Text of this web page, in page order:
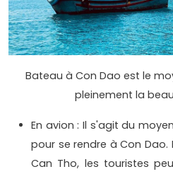
Bateau à Con Dao est le
pleinement la
En avion : Il s'agit du
pour se rendre à Con Dao.
Can Tho, les touristes